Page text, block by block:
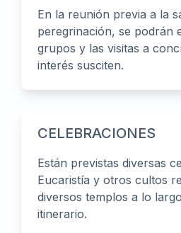
En la reunión previa a la
peregrinación, se podrán
grupos y las visitas a
interés susciten.
CELEBRACIONES
Están previstas diversas
Eucaristía y otros cultos
diversos templos a lo
itinerario.